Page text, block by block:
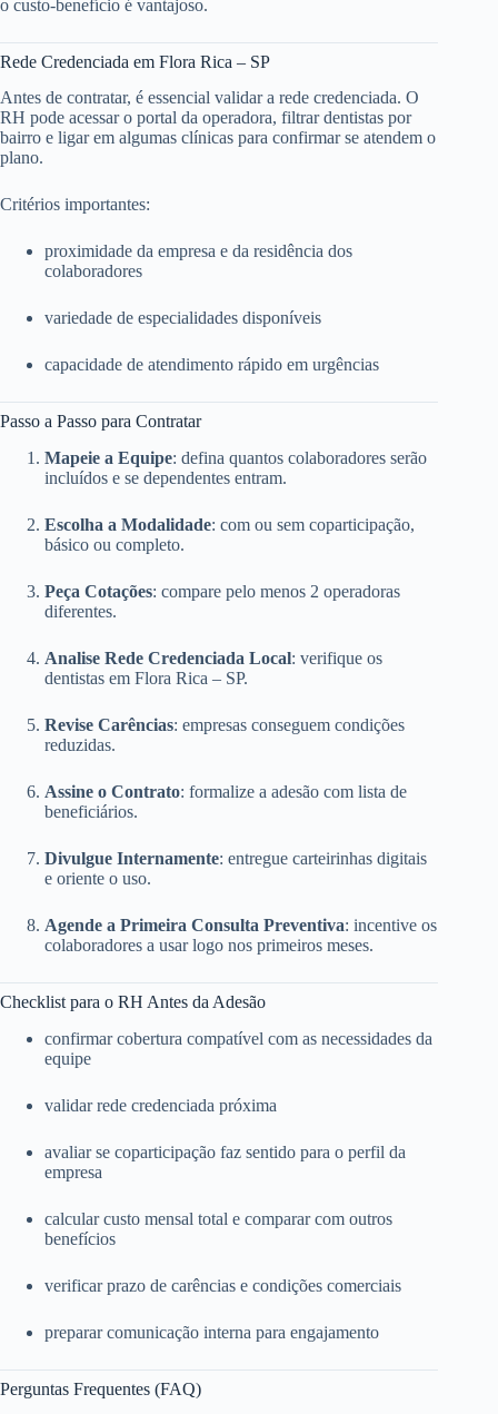
o custo-benefício é vantajoso.
Rede Credenciada em Flora Rica – SP
Antes de contratar, é essencial validar a rede credenciada. O
RH pode acessar o portal da operadora, filtrar dentistas por
bairro e ligar em algumas clínicas para confirmar se atendem o
plano.
Critérios importantes:
proximidade da empresa e da residência dos
colaboradores
variedade de especialidades disponíveis
capacidade de atendimento rápido em urgências
Passo a Passo para Contratar
Mapeie a Equipe: defina quantos colaboradores serão
incluídos e se dependentes entram.
Escolha a Modalidade: com ou sem coparticipação,
básico ou completo.
Peça Cotações: compare pelo menos 2 operadoras
diferentes.
Analise Rede Credenciada Local: verifique os
dentistas em Flora Rica – SP.
Revise Carências: empresas conseguem condições
reduzidas.
Assine o Contrato: formalize a adesão com lista de
beneficiários.
Divulgue Internamente: entregue carteirinhas digitais
e oriente o uso.
Agende a Primeira Consulta Preventiva: incentive os
colaboradores a usar logo nos primeiros meses.
Checklist para o RH Antes da Adesão
confirmar cobertura compatível com as necessidades da
equipe
validar rede credenciada próxima
avaliar se coparticipação faz sentido para o perfil da
empresa
calcular custo mensal total e comparar com outros
benefícios
verificar prazo de carências e condições comerciais
preparar comunicação interna para engajamento
Perguntas Frequentes (FAQ)